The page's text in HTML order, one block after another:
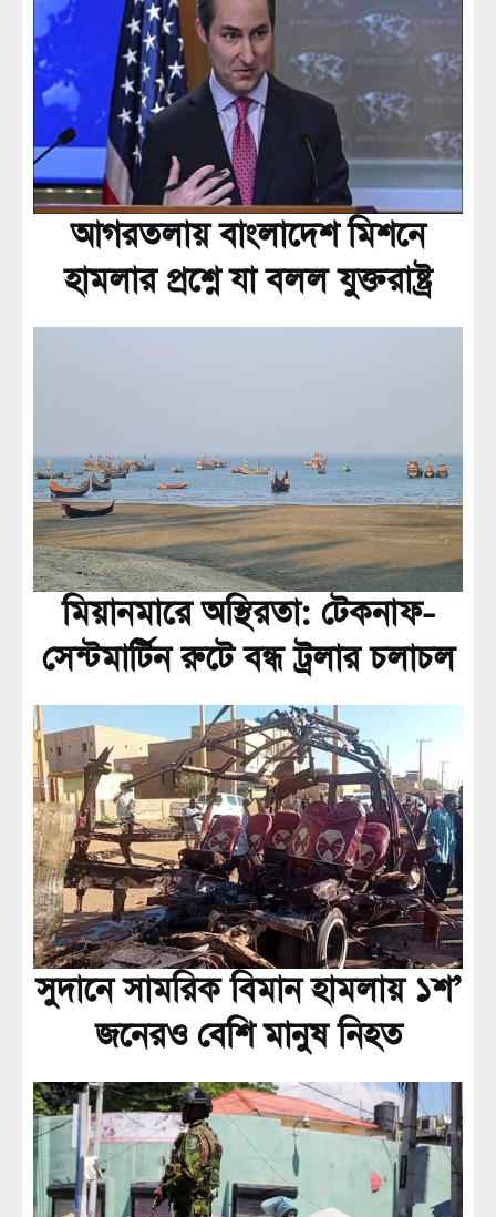
আগরতলায় বাংলাদেশ মিশনে
হামলার প্রশ্নে যা বলল যুক্তরাষ্ট্র
মিয়ানমারে অস্থিরতা: টেকনাফ-
সেন্টমার্টিন রুটে বন্ধ ট্রলার চলাচল
সুদানে সামরিক বিমান হামলায় ১শ’
জনেরও বেশি মানুষ নিহত